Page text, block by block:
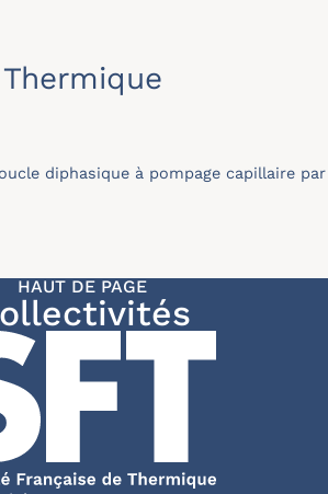
diphasique à pompage capillaire
HAUT DE PAGE